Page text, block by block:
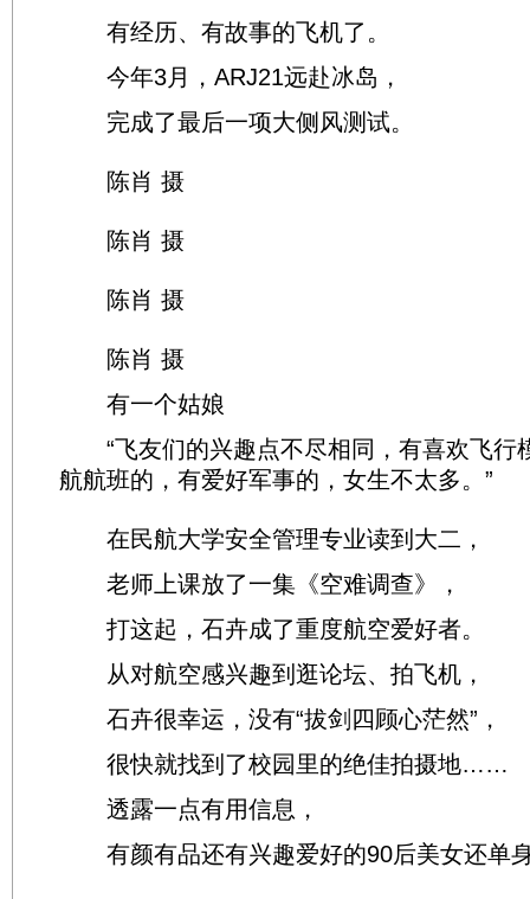
有经历、有故事的飞机了。
今年3月，ARJ21远赴冰岛，
完成了最后一项大侧风测试。
陈肖 摄
陈肖 摄
陈肖 摄
陈肖 摄
有一个姑娘
“飞友们的兴趣点不尽相同，有喜欢飞行
航航班的，有爱好军事的，女生不太多。”
在民航大学安全管理专业读到大二，
老师上课放了一集《空难调查》，
打这起，石卉成了重度航空爱好者。
从对航空感兴趣到逛论坛、拍飞机，
石卉很幸运，没有“拔剑四顾心茫然”，
很快就找到了校园里的绝佳拍摄地……
透露一点有用信息，
有颜有品还有兴趣爱好的90后美女还单